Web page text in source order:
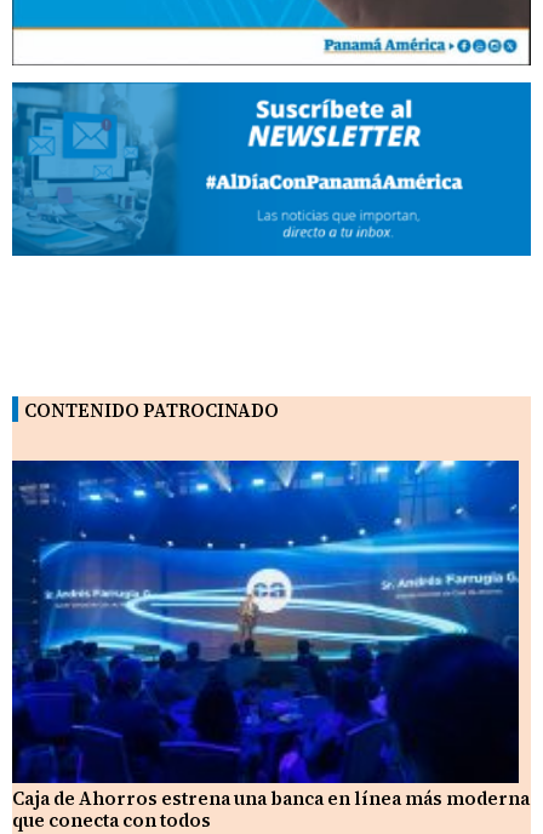
CONTENIDO PATROCINADO
Caja de Ahorros estrena una banca en línea más moderna
que conecta con todos